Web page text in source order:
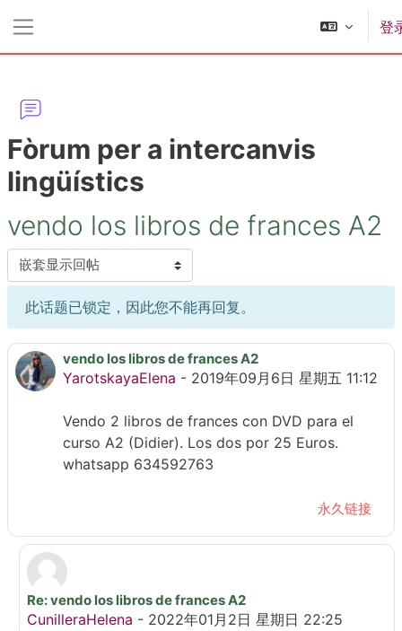
登
Fòrum per a intercanvis
lingüístics
vendo los libros de frances A2
显示模式
此话题已锁定，因此您不能再回复。
vendo los libros de frances A2
YarotskayaElena - 2019年09月6日 星期五 11:12
回帖数：1
Vendo 2 libros de frances con DVD para el
curso A2 (Didier). Los dos por 25 Euros.
whatsapp 634592763
永久链接
回复YarotskayaElena
Re: vendo los libros de frances A2
CunilleraHelena - 2022年01月2日 星期日 22:25